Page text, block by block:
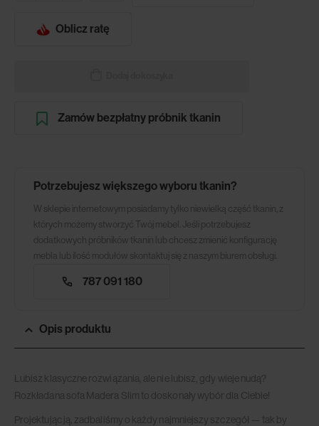
Oblicz ratę
Zamów bezpłatny próbnik tkanin
Potrzebujesz większego wyboru tkanin?
W sklepie internetowym posiadamy tylko niewielką część tkanin, z
których możemy stworzyć Twój mebel. Jeśli potrzebujesz
dodatkowych próbników tkanin lub chcesz zmienić konfigurację
mebla lub ilość modułów skontaktuj się z naszym biurem obsługi.
787 091 180
Opis produktu
Lubisz klasyczne rozwiązania, ale nie lubisz, gdy wieje nudą?
Rozkładana sofa Madera Slim to doskonały wybór dla Ciebie!
Projektując ją, zadbaliśmy o każdy najmniejszy szczegół — tak by